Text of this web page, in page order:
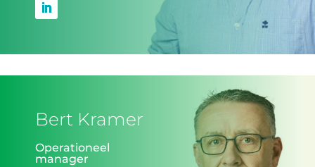
Bert Kramer
Operationeel
manager